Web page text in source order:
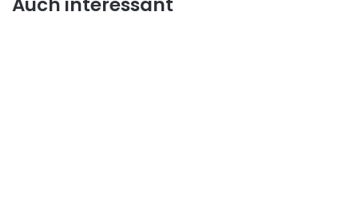
Auch interessant